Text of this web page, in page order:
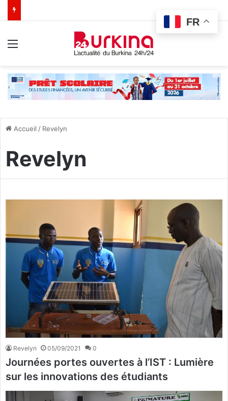
Accueil / Revelyn
Revelyn
Revelyn 05/09/2021 0
Journées portes ouvertes à l’IST : Lumière
sur les innovations des étudiants
FR